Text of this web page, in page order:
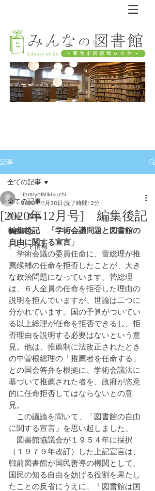
記事
全ての記事
寄稿・投稿
事務局より
イベント情報
全ての記事
[2020年12月号] 編集後記
libraryofallkikuchi
2020年11月30日 読了時間: 2分
編集後記　「学術会議問題と図書館の
自由に関する宣言」
学術会議の委員任命に、菅総理が推
薦候補の任命を拒否したことが、大き
な政治問題になっています。菅総理
は、６人全員の任命を拒否した理由の
説明を拒んでいますが、世論は二つに
分かれています。国の予算がついてい
る以上総理が任命を拒否できるし、拒
否理由を説明する必要はないという意
見。他は、推薦制に法改正されたとき
の中曽根総理の「推薦者を任命する」
との国会答弁を根拠に、学術会議法に
基づいて推薦された者を、政府が恣意
的に任命拒否してはならないとの意
見。
この議論を聞いて、「図書館の自由
に関する宣言」を思い起しました。
図書館協議会が１９５４年に採択
（１９７９年改訂）した上記宣言は、
戦前図書館が国民善導の機関として、
国民の知る自由を妨げる役割を果たし
たことの反省にうえに、「図書館は国